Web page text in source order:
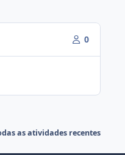
0
as atividades recentes